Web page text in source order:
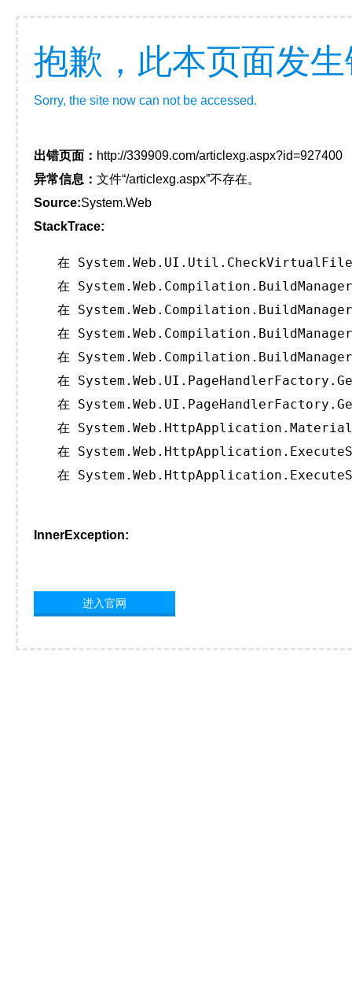
抱歉，此本页面发
Sorry, the site now can not be accessed.
出错页面： http://339909.com/articlexg.aspx?id=927400
异常信息： 文件“/articlexg.aspx”不存在。
Source:System.Web
StackTrace:
在
在
在
在
在
在
在
在
在
在
InnerException:
进入官网